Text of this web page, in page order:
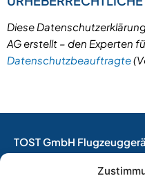
Diese
AG erstellt – den Experten
Datenschutzbeauftragte
TOST GmbH
EASA